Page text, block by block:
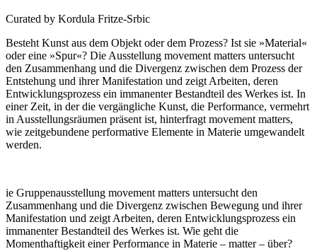
Curated by Kordula Fritze-Srbic
Besteht Kunst aus dem Objekt oder dem Prozess? Ist sie »Material«
oder eine »Spur«? Die Ausstellung movement matters untersucht
den Zusammenhang und die Divergenz zwischen dem Prozess der
Entstehung und ihrer Manifestation und zeigt Arbeiten, deren
Entwicklungsprozess ein immanenter Bestandteil des Werkes ist. In
einer Zeit, in der die vergängliche Kunst, die Performance, vermehrt
in Ausstellungsräumen präsent ist, hinterfragt movement matters,
wie zeitgebundene performative Elemente in Materie umgewandelt
werden.
ie Gruppenausstellung movement matters untersucht den
Zusammenhang und die Divergenz zwischen Bewegung und ihrer
Manifestation und zeigt Arbeiten, deren Entwicklungsprozess ein
immanenter Bestandteil des Werkes ist. Wie geht die
Momenthaftigkeit einer Performance in Materie – matter – über?